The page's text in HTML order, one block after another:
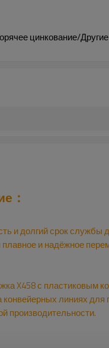
цинкование/
：
и долгий срок
и надёжное
X458 с пластиковым
линиях для
производительности.